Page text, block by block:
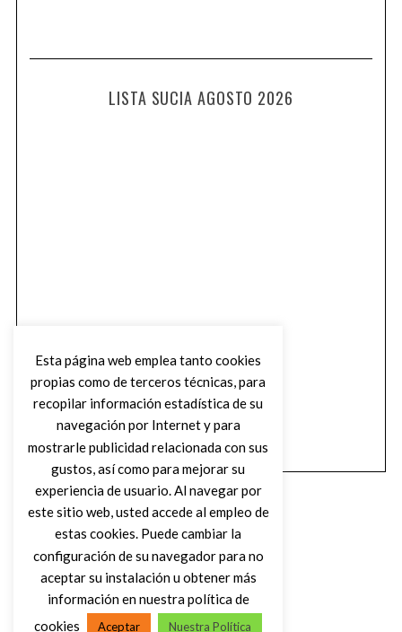
LISTA SUCIA AGOSTO 2026
Esta página web emplea tanto cookies
propias como de terceros técnicas, para
recopilar información estadística de su
navegación por Internet y para
mostrarle publicidad relacionada con sus
gustos, así como para mejorar su
experiencia de usuario. Al navegar por
este sitio web, usted accede al empleo de
estas cookies. Puede cambiar la
configuración de su navegador para no
aceptar su instalación u obtener más
información en nuestra política de
cookies
Aceptar Nuestra Política